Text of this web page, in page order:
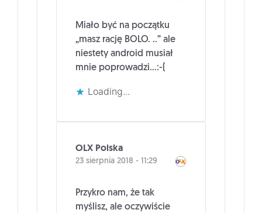
Miało być na początku
„masz rację BOLO. ..” ale
niestety android musiał
mnie poprowadzi…:-(
Loading...
OLX Polska
23 sierpnia 2018 - 11:29
Przykro nam, że tak
myślisz, ale oczywiście